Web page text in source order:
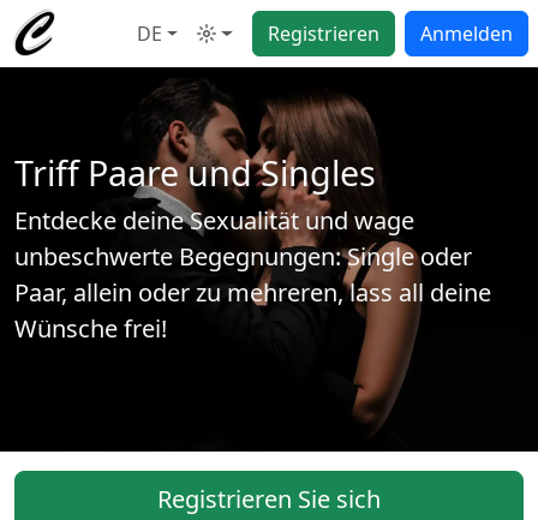
DE Modus Registrieren Anmelden
Triff Paare und Singles
Entdecke deine Sexualität und wage
unbeschwerte Begegnungen: Single oder
Paar, allein oder zu mehreren, lass all deine
Wünsche frei!
Registrieren Sie sich